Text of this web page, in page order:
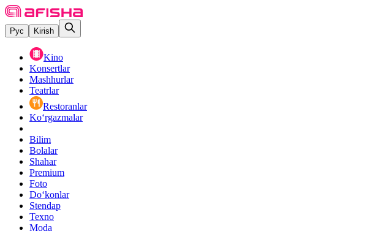
Рус Kirish
Kino
Konsertlar
Mashhurlar
Teatrlar
Restoranlar
Ko‘rgazmalar
Bilim
Bolalar
Shahar
Premium
Foto
Do‘konlar
Stendap
Texno
Moda